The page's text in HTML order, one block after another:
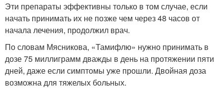
Эти препараты эффективны только в том случае, если
начать принимать их не позже чем через 48 часов от
начала лечения, продолжил врач.
По словам Мясникова, «Тамифлю» нужно принимать в
дозе 75 миллиграмм дважды в день на протяжении пяти
дней, даже если симптомы уже прошли. Двойная доза
возможна для тяжелых больных.